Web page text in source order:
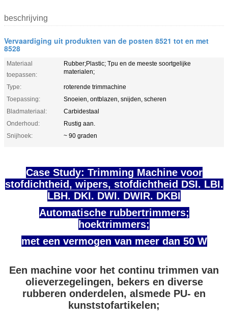
beschrijving
Vervaardiging uit produkten van de posten 8521 tot en met
8528
Materiaal
toepassen:
Rubber;Plastic; Tpu en de meeste soortgelijke
materialen;
Type:
roterende trimmachine
Toepassing:
Snoeien, ontblazen, snijden, scheren
Bladmateriaal:
Carbidestaal
Onderhoud:
Rustig aan.
Snijhoek:
~ 90 graden
Case Study: Trimming Machine voor
stofdichtheid, wipers, stofdichtheid DSI. LBI.
LBH. DKI. DWI. DWIR. DKBI
Automatische rubbertrimmers;
hoektrimmers;
met een vermogen van meer dan 50 W
Een machine voor het continu trimmen van
olieverzegelingen, bekers en diverse
rubberen onderdelen, alsmede PU- en
kunststofartikelen;